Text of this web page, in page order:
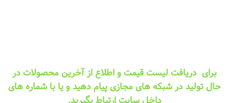
برای دریافت لیست قیمت و اطلاع از آخرین محصولات در
حال تولید در شبکه های مجازی پیام دهید و یا با شماره های